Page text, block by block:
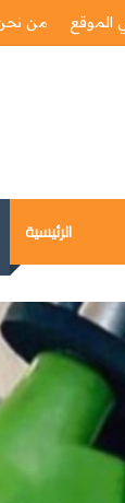
الموقع من
الرئيسية